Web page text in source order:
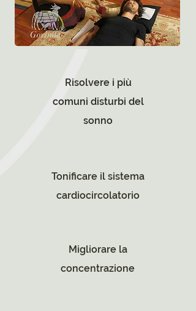
Risolvere i più
comuni disturbi del
sonno
Tonificare il sistema
cardiocircolatorio
Migliorare la
concentrazione